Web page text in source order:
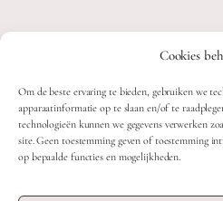
Cookies
Om de beste ervaring te bieden, gebruiken we
apparaatinformatie op te slaan en/of te
technologieën kunnen we gegevens verwerken
site. Geen toestemming geven of toestemming
op bepaalde functies en mogelijkheden.
OVER